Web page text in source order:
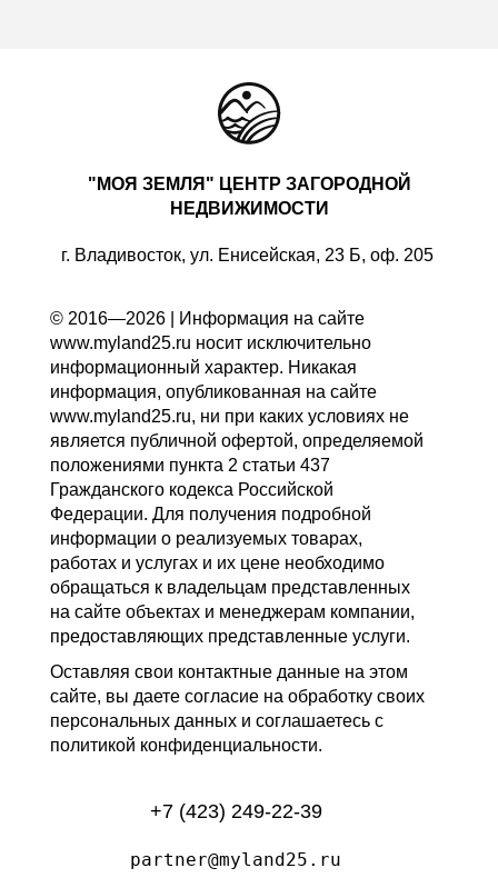
"МОЯ ЗЕМЛЯ" ЦЕНТР ЗАГОРОДНОЙ
НЕДВИЖИМОСТИ
г. Владивосток, ул. Енисейская, 23 Б, оф. 205
© 2016—2026 | Информация на сайте
www.myland25.ru носит исключительно
информационный характер. Никакая
информация, опубликованная на сайте
www.myland25.ru, ни при каких условиях не
является публичной офертой, определяемой
положениями пункта 2 статьи 437
Гражданского кодекса Российской
Федерации. Для получения подробной
информации о реализуемых товарах,
работах и услугах и их цене необходимо
обращаться к владельцам представленных
на сайте объектах и менеджерам компании,
предоставляющих представленные услуги.
Оставляя свои контактные данные на этом
сайте, вы даете согласие на обработку своих
персональных данных и соглашаетесь с
политикой конфиденциальности.
+7 (423) 249-22-39
partner@myland25.ru